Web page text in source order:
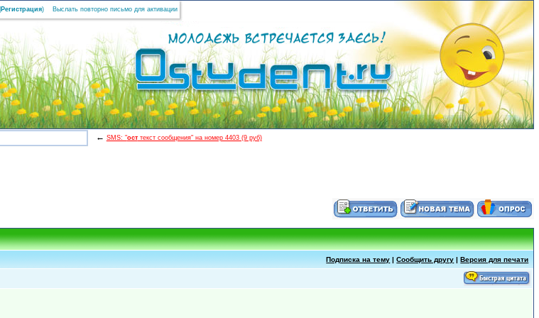
Регистрация) Выслать повторно письмо для активации
← SMS: "осттекст сообщения" на номер 4403 (9 руб)
Подписка на тему |Сообщить другу |Версия для печати